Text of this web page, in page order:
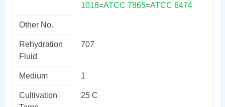
1018=ATCC 7865=ATCC 6474
Other No.
Rehydration
Fluid
707
Medium 1
Cultivation
25 C